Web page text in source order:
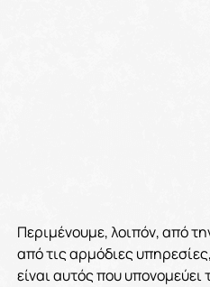
Περιμένουμε, λοιπόν, από
από τις αρμόδιες
είναι αυτός που υπονομεύει